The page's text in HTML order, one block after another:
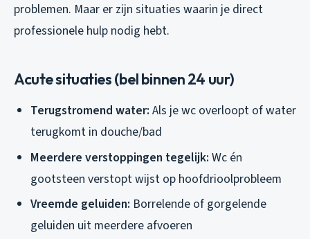
problemen. Maar er zijn situaties waarin je direct
professionele hulp nodig hebt.
Acute situaties (bel binnen 24 uur)
Terugstromend water: Als je wc overloopt of water
terugkomt in douche/bad
Meerdere verstoppingen tegelijk: Wc én
gootsteen verstopt wijst op hoofdrioolprobleem
Vreemde geluiden: Borrelende of gorgelende
geluiden uit meerdere afvoeren